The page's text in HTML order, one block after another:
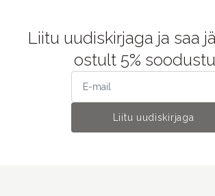
JONNA STUDIO
Väärtustame aeglast ja loomingulist